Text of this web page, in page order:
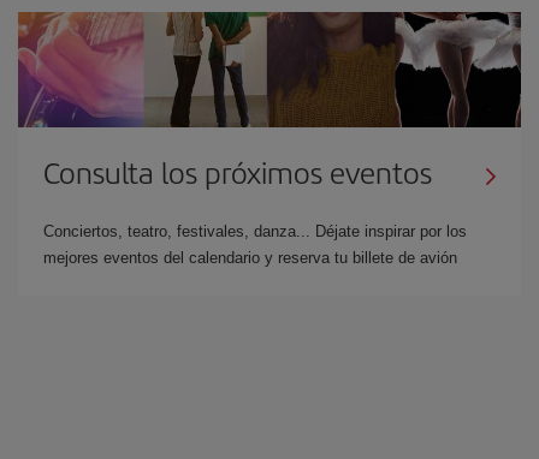
Consulta los próximos eventos
Conciertos, teatro, festivales, danza... Déjate inspirar por los
mejores eventos del calendario y reserva tu billete de avión